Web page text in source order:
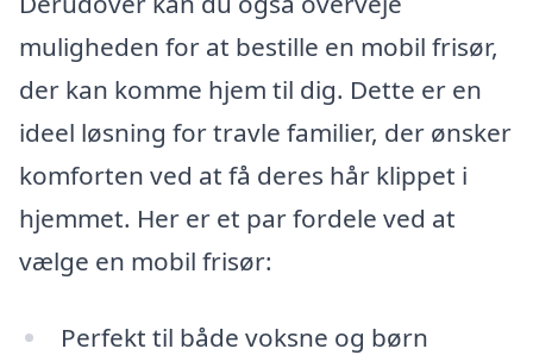
muligheden for at bestille en mobil frisør,
der kan komme hjem til dig. Dette er en
ideel løsning for travle familier, der ønsker
komforten ved at få deres hår klippet i
hjemmet. Her er et par fordele ved at
vælge en mobil frisør:
Perfekt til både voksne og børn